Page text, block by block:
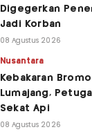
Digegerkan
Jadi Korban
08 Agustus 2026
Nusantara
Kebakaran
Lumajang,
Sekat Api
08 Agustus 2026